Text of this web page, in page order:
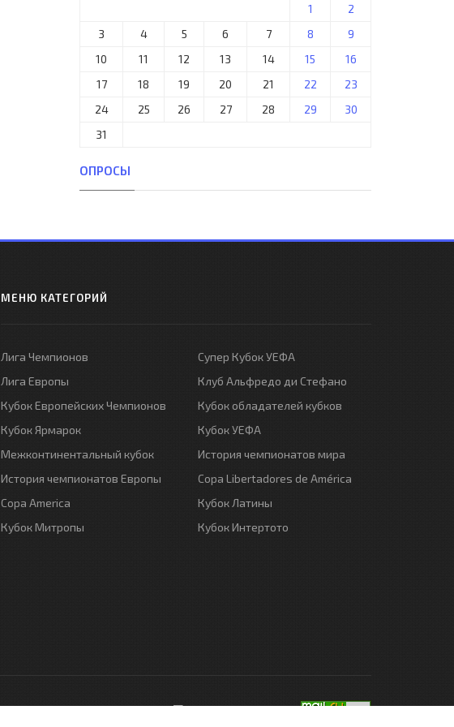
1
2
3
4 5 6 7 8
9
10
11 12 13 14 15
16
17
18 19 20 21 22
23
24
25 26 27 28 29
30
31
ОПРОСЫ
МЕНЮ КАТЕГОРИЙ
Лига Чемпионов
Лига Европы
Кубок Европейских Чемпионов
Кубок Ярмарок
Межконтинентальный кубок
История чемпионатов Европы
Copa America
Кубок Митропы
Супер Кубок УЕФА
Клуб Альфредо ди Стефано
Кубок обладателей кубков
Кубок УЕФА
История чемпионатов мира
Copa Libertadores de América
Кубок Латины
Кубок Интертото